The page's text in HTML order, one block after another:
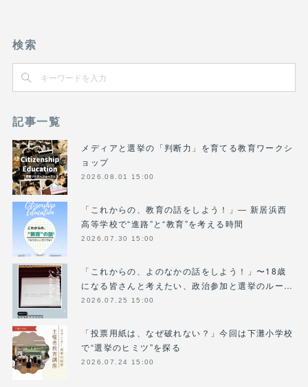
検索
記事一覧
メディアと選挙の「判断力」を育てる教育ワークシ
ョップ
2026.08.01 15:00
「これからの、教育の話をしよう！」― 新居浜西
高等学校で“進路”と“教育”を考える時間
2026.07.30 15:00
「これからの、よのなかの話をしよう！」〜18歳
になる皆さんと考えたい、政治参加と選挙のルー…
2026.07.25 15:00
「投票用紙は、なぜ破れない？」今回は下灘小学校
で“選挙のヒミツ”を探る
2026.07.24 15:00